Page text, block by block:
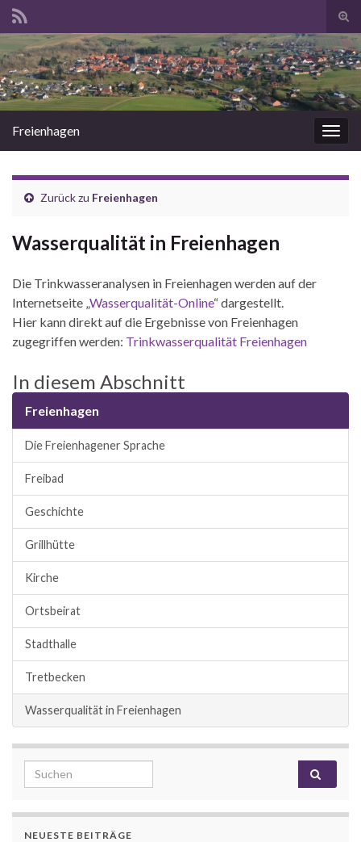
Search for:
Freienhagen
Zurück zu Freienhagen
Wasserqualität in Freienhagen
Die Trinkwasseranalysen in Freienhagen werden auf der
Internetseite „ Wasserqualität-Online“ dargestellt.
Hier kann direkt auf die Ergebnisse von Freienhagen
zugegriffen werden: Trinkwasserqualität Freienhagen
In diesem Abschnitt
Freienhagen
Die Freienhagener Sprache
Freibad
Geschichte
Grillhütte
Kirche
Ortsbeirat
Stadthalle
Tretbecken
Wasserqualität in Freienhagen
Search for:
NEUESTE BEITRÄGE